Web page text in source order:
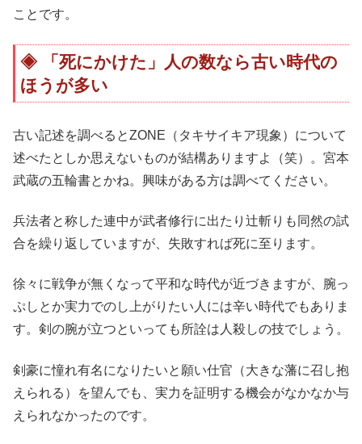
ことです。
「死にかけた」人の数なら古い時代の
ほうが多い
古い記述を調べるとZONE（タキサイキア現象）について
述べたとしか思えないものが結構ありますよ（笑）。宮本
武蔵の五輪書とかね。興味がある方は調べてください。
兵法者と称した連中が武者修行に出たり辻斬りも同然の試
合を繰り返していますが、失敗すれば死に至ります。
徐々に戦争が無くなって平和な時代が近づきますが、腕っ
ぷしとか実力でのし上がりたい人には辛い時代でもありま
す。剣の腕が立つといっても所詮は人殺しの技でしょう。
剣豪に憧れ有名になりたいと願い仕官（大きな藩に召し抱
えられる）を望んでも、実力を証明する機会がなかなか与
えられなかったのです。